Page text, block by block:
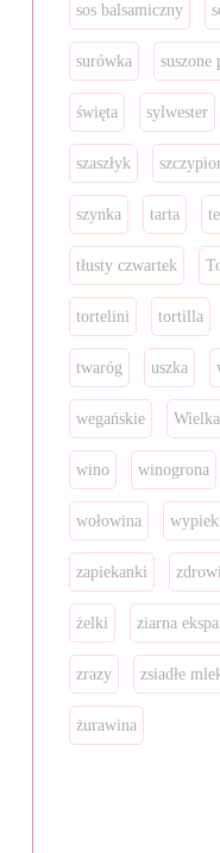
sos balsamiczny
surówka suszone
święta sylwester
szaszłyk
szynka tarta
tłusty czwartek
tortelini tortilla
twaróg uszka
wegańskie
wino winogrona
wołowina
zapiekanki
żelki ziarna
zrazy zsiadłe
żurawina